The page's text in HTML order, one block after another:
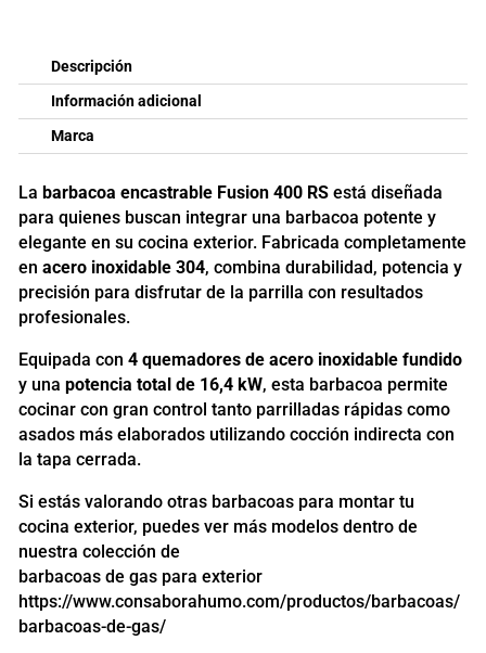
Descripción
Información adicional
Marca
La barbacoa encastrable Fusion 400 RSestá diseñada
para quienes buscan integrar una barbacoa potente y
elegante en su cocina exterior. Fabricada completamente
en acero inoxidable 304, combina durabilidad, potencia y
precisión para disfrutar de la parrilla con resultados
profesionales.
Equipada con 4 quemadores de acero inoxidable fundido
y una potencia total de 16,4 kW, esta barbacoa permite
cocinar con gran control tanto parrilladas rápidas como
asados más elaborados utilizando cocción indirecta con
la tapa cerrada.
Si estás valorando otras barbacoas para montar tu
cocina exterior, puedes ver más modelos dentro de
nuestra colección de
barbacoas de gas para exterior
https://www.consaborahumo.com/productos/barbacoas/
barbacoas-de-gas/